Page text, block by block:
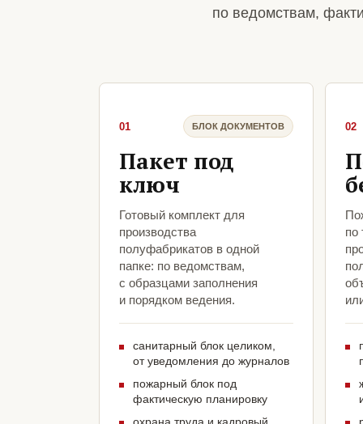
по ведомствам,
01 БЛОК ДОКУМЕНТОВ
Пакет под
ключ
Готовый комплект для
производства
полуфабрикатов в одной
папке: по ведомствам,
с образцами заполнения
и порядком ведения.
санитарный блок целиком,
от уведомления до журналов
пожарный блок под
фактическую планировку
02
по